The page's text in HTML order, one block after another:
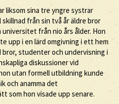
liksom sina tre yngre systrar
från sin två år äldre bror
från nio års ålder. Hon
upp i en lärd omgivning i ett hem
bror, studenter och undervisning i
diskussioner vid
utan formell utbildning kunde
och anamma det
som hon visade upp senare.